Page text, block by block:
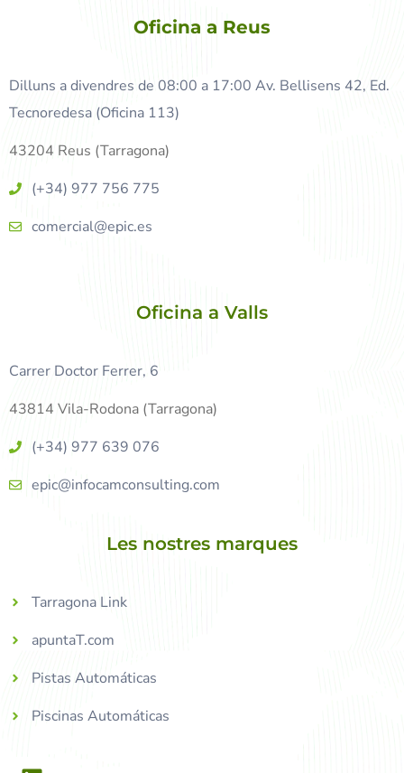
Oficina a Reus
Dilluns a divendres de 08:00 a 17:00 Av. Bellisens 42, Ed.
Tecnoredesa (Oficina 113)
43204 Reus (Tarragona)
(+34) 977 756 775
comercial@epic.es
Oficina a Valls
Carrer Doctor Ferrer, 6
43814 Vila-Rodona (Tarragona)
(+34) 977 639 076
epic@infocamconsulting.com
Les nostres marques
Tarragona Link
apuntaT.com
Pistas Automáticas
Piscinas Automáticas